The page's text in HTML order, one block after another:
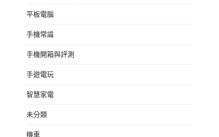
平板電腦
手機常識
手機開箱與評測
手遊電玩
智慧家電
未分類
機車